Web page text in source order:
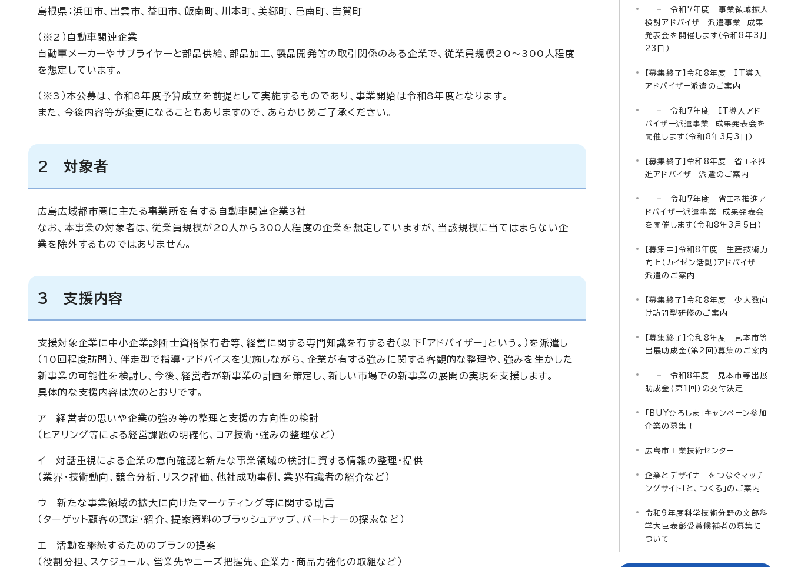
島根県：浜田市、出雲市、益田市、飯南町、川本町、美郷町、邑南町、吉賀町
（※2）自動車関連企業
自動車メーカーやサプライヤーと部品供給、部品加工、製品開発等の取引関係のある企業で、従業員規模20～300人程度
を想定しています。
（※3）本公募は、令和8年度予算成立を前提として実施するものであり、事業開始は令和8年度となります。
また、今後内容等が変更になることもありますので、あらかじめご了承ください。
2 対象者
広島広域都市圏に主たる事業所を有する自動車関連企業3社
なお、本事業の対象者は、従業員規模が20人から300人程度の企業を想定していますが、当該規模に当てはまらない企
業を除外するものではありません。
3 支援内容
支援対象企業に中小企業診断士資格保有者等、経営に関する専門知識を有する者（以下「アドバイザー」という。）を派遣し
（10回程度訪問）、伴走型で指導・アドバイスを実施しながら、企業が有する強みに関する客観的な整理や、強みを生かした
新事業の可能性を検討し、今後、経営者が新事業の計画を策定し、新しい市場での新事業の展開の実現を支援します。
具体的な支援内容は次のとおりです。
ア 経営者の思いや企業の強み等の整理と支援の方向性の検討
（ヒアリング等による経営課題の明確化、コア技術・強みの整理など）
イ 対話重視による企業の意向確認と新たな事業領域の検討に資する情報の整理・提供
（業界・技術動向、競合分析、リスク評価、他社成功事例、業界有識者の紹介など）
ウ 新たな事業領域の拡大に向けたマーケティング等に関する助言
（ターゲット顧客の選定・紹介、提案資料のブラッシュアップ、パートナーの探索など）
エ 活動を継続するためのプランの提案
（役割分担、スケジュール、営業先やニーズ把握先、企業力・商品力強化の取組など）
└ 令和7年度 事業領域拡大
検討アドバイザー派遣事業 成果
発表会を開催します（令和8年3月
23日）
【募集終了】令和8年度 IT導入
アドバイザー派遣のご案内
└ 令和7年度 IT導入アド
バイザー派遣事業 成果発表会を
開催します（令和8年3月3日）
【募集終了】令和8年度 省エネ推
進アドバイザー派遣のご案内
└ 令和7年度 省エネ推進ア
ドバイザー派遣事業 成果発表会
を開催します（令和8年3月5日）
【募集中】令和8年度 生産技術力
向上（カイゼン活動）アドバイザー
派遣のご案内
【募集終了】令和8年度 少人数向
け訪問型研修のご案内
【募集終了】令和8年度 見本市等
出展助成金（第2回）募集のご案内
└ 令和8年度 見本市等出展
助成金(第1回)の交付決定
「BUYひろしま」キャンペーン参加
企業の募集！
広島市工業技術センター
企業とデザイナーをつなぐマッチ
ングサイト「と、つくる」のご案内
令和9年度科学技術分野の文部科
学大臣表彰受賞候補者の募集に
ついて